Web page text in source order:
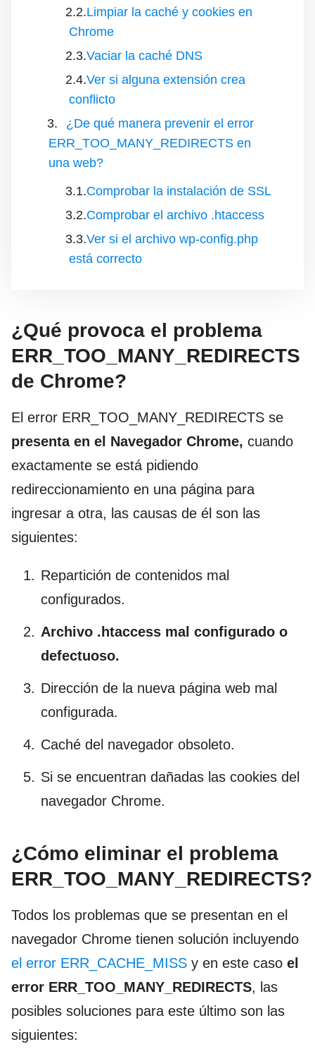
Limpiar la caché y cookies en
Chrome
Vaciar la caché DNS
Ver si alguna extensión crea
conflicto
¿De qué manera prevenir el error
ERR_TOO_MANY_REDIRECTS en
una web?
Comprobar la instalación de SSL
Comprobar el archivo .htaccess
Ver si el archivo wp-config.php
está correcto
¿Qué provoca el problema
ERR_TOO_MANY_REDIRECTS
de Chrome?
El error ERR_TOO_MANY_REDIRECTS se
presenta en el Navegador Chrome, cuando
exactamente se está pidiendo
redireccionamiento en una página para
ingresar a otra, las causas de él son las
siguientes:
Repartición de contenidos mal
configurados.
Archivo .htaccess mal configurado o
defectuoso.
Dirección de la nueva página web mal
configurada.
Caché del navegador obsoleto.
Si se encuentran dañadas las cookies del
navegador Chrome.
¿Cómo eliminar el problema
ERR_TOO_MANY_REDIRECTS?
Todos los problemas que se presentan en el
navegador Chrome tienen solución incluyendo
el error ERR_CACHE_MISS y en este caso el
error ERR_TOO_MANY_REDIRECTS, las
posibles soluciones para este último son las
siguientes: